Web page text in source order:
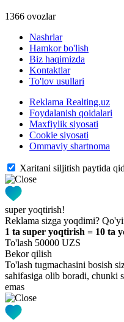
1366 ovozlar
Nashrlar
Hamkor bo'lish
Biz haqimizda
Kontaktlar
To'lov usullari
Reklama Realting.uz
Foydalanish qoidalari
Maxfiylik siyosati
Cookie siyosati
Ommaviy shartnoma
Xaritani siljitish paytida
super yoqtirish!
Reklama sizga yoqdimi?
1 ta super yoqtirish = 10 ta
To'lash 50000 UZS
Bekor qilish
To'lash tugmachasini bosish
sahifasiga olib boradi, chunki
emas